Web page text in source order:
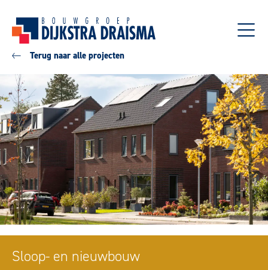
Terug naar alle projecten
Sloop- en nieuwbouw